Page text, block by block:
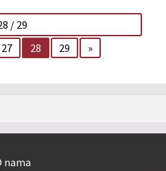
/ 29
27 28 29 »
nama